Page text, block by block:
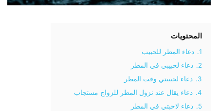
المحتويات
1.
دعاء المطر للحبيب
2.
دعاء لحبيبي في المطر
3.
دعاء لحبيبتي وقت المطر
4.
دعاء يقال عند نزول المطر للزواج مستجاب
5.
دعاء لاحبتي في المطر